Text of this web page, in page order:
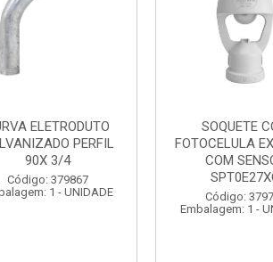
SOQUETE COM
EXATRON
COM SENSOR
SPT0E27XC
Código: 379788
BARRA
ZINCADA (D) 5/
NC
Código:
Embalagem: 20 -